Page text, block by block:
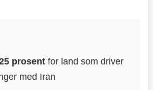
prosent for land som driver
med Iran